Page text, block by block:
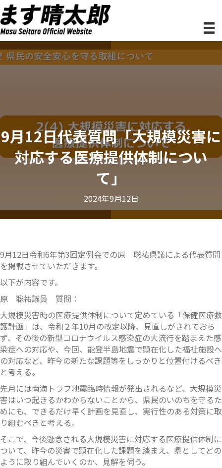
9月12日代表質問「大規模災害に
対応する医療提供体制につい
て」
2024年9月12日
9月12日令和6年第3回定例会での原 聡祐県議による代表質問
を掲載させていただきます。
以下が内容です。
原 聡祐議員 質問：
大規模災害時の医療提供体制について定めている「保健医療救
護計画」は、令和２年10月の改定以降、見直しがされておら
ず、その後の新型コロナウイルス感染症の大流行を踏まえた感
染症への対応や、今回、能登半島地震で顕在化した福祉施設へ
の対応など、昨今の新たな課題等をしっかりと位置付けるべき
と考える。
先月には南海トラフ地震臨時情報が発出されるなど、大規模災
害はいつ起きるかわからないことから、県民のいのちを守るた
めにも、できるだけ早く計画を見直し、実行性のある対策に取
り組むべきと考える。
そこで、今後懸念される大規模災害に対応する医療提供体制に
ついて、昨今の災害で顕在化した課題を踏まえ、県としてどの
ように取り組んでいくのか、見解を伺う。